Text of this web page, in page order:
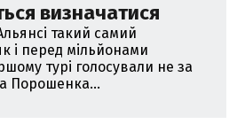
визначатися
такий самий
і перед мільйонами
турі голосували не за
Порошенка...